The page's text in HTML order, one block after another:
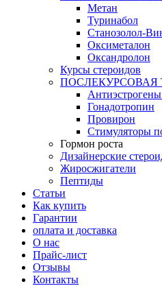
Метан
Туринабол
Станозолол-
Оксиметалон
Оксандролон
Курсы стероидов
ПОСЛЕКУРСОВАЯ
Гонадотропин
Провирон
Стимуляторы
Гормон роста
Дизайнерские
Жиросжигатели
Пептиды
Статьи
Как купить
Гарантии
оплата и доставка
О нас
Прайс-лист
Отзывы
Контакты